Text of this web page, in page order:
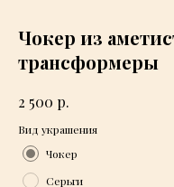
Чокер из
трансформеры
2 500 р.
Вид украшения
Чокер
Серьги